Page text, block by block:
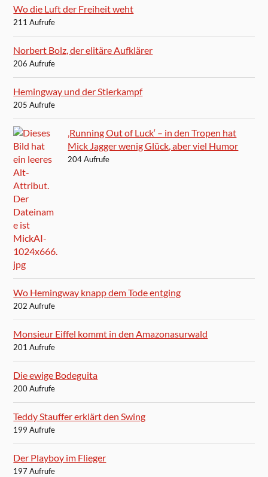
Wo die Luft der Freiheit weht
211 Aufrufe
Norbert Bolz, der elitäre Aufklärer
206 Aufrufe
Hemingway und der Stierkampf
205 Aufrufe
‚Running Out of Luck‘ – in den Tropen hat
Mick Jagger wenig Glück, aber viel Humor
204 Aufrufe
Wo Hemingway knapp dem Tode entging
202 Aufrufe
Monsieur Eiffel kommt in den Amazonasurwald
201 Aufrufe
Die ewige Bodeguita
200 Aufrufe
Teddy Stauffer erklärt den Swing
199 Aufrufe
Der Playboy im Flieger
197 Aufrufe